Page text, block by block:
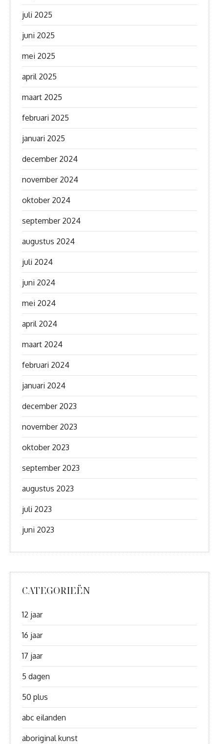
juli 2025
juni 2025
mei 2025
april 2025
maart 2025
februari 2025
januari 2025
december 2024
november 2024
oktober 2024
september 2024
augustus 2024
juli 2024
juni 2024
mei 2024
april 2024
maart 2024
februari 2024
januari 2024
december 2023
november 2023
oktober 2023
september 2023
augustus 2023
juli 2023
juni 2023
CATEGORIEËN
12 jaar
16 jaar
17 jaar
5 dagen
50 plus
abc eilanden
aboriginal kunst